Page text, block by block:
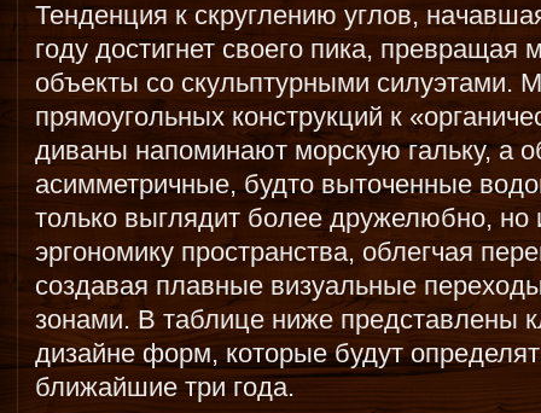
Тенденция к скруглению углов,
году достигнет своего пика, превращая
объекты со скульптурными силуэтами.
прямоугольных конструкций к
диваны напоминают морскую гальку, а
асимметричные, будто выточенные
только выглядит более дружелюбно, но
эргономику пространства, облегчая
создавая плавные визуальные
зонами. В таблице ниже представлены
дизайне форм, которые будут
ближайшие три года.